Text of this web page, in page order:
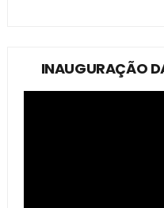
INAUGURAÇÃO